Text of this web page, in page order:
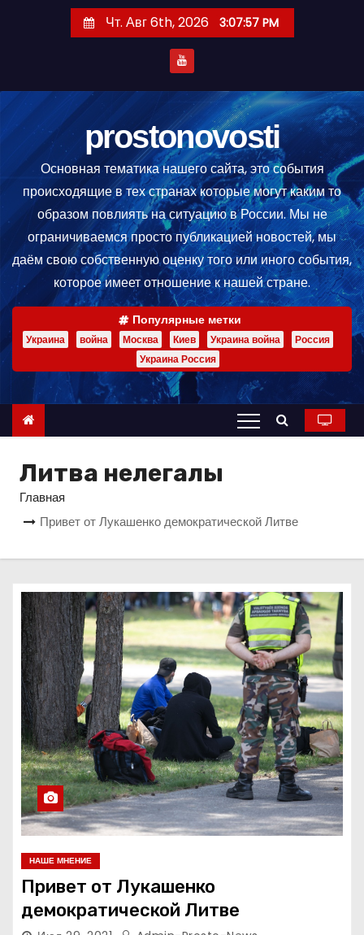
е
р
ж
м
Чт. Авг 6th, 2026 3:07:57 PM
prostonovosti
Основная тематика нашего сайта, это события
происходящие в тех странах которые могут каким то
образом повлиять на ситуацию в России. Мы не
ограничиваемся просто публикацией новостей, мы
даём свою собственную оценку того или иного события,
которое имеет отношение к нашей стране.
Популярные метки
Украина война Москва Киев Украина война
Россия
Украина Россия
Литва нелегалы
Главная
Привет от Лукашенко демократической Литве
НАШЕ МНЕНИЕ
Привет от Лукашенко
демократической Литве